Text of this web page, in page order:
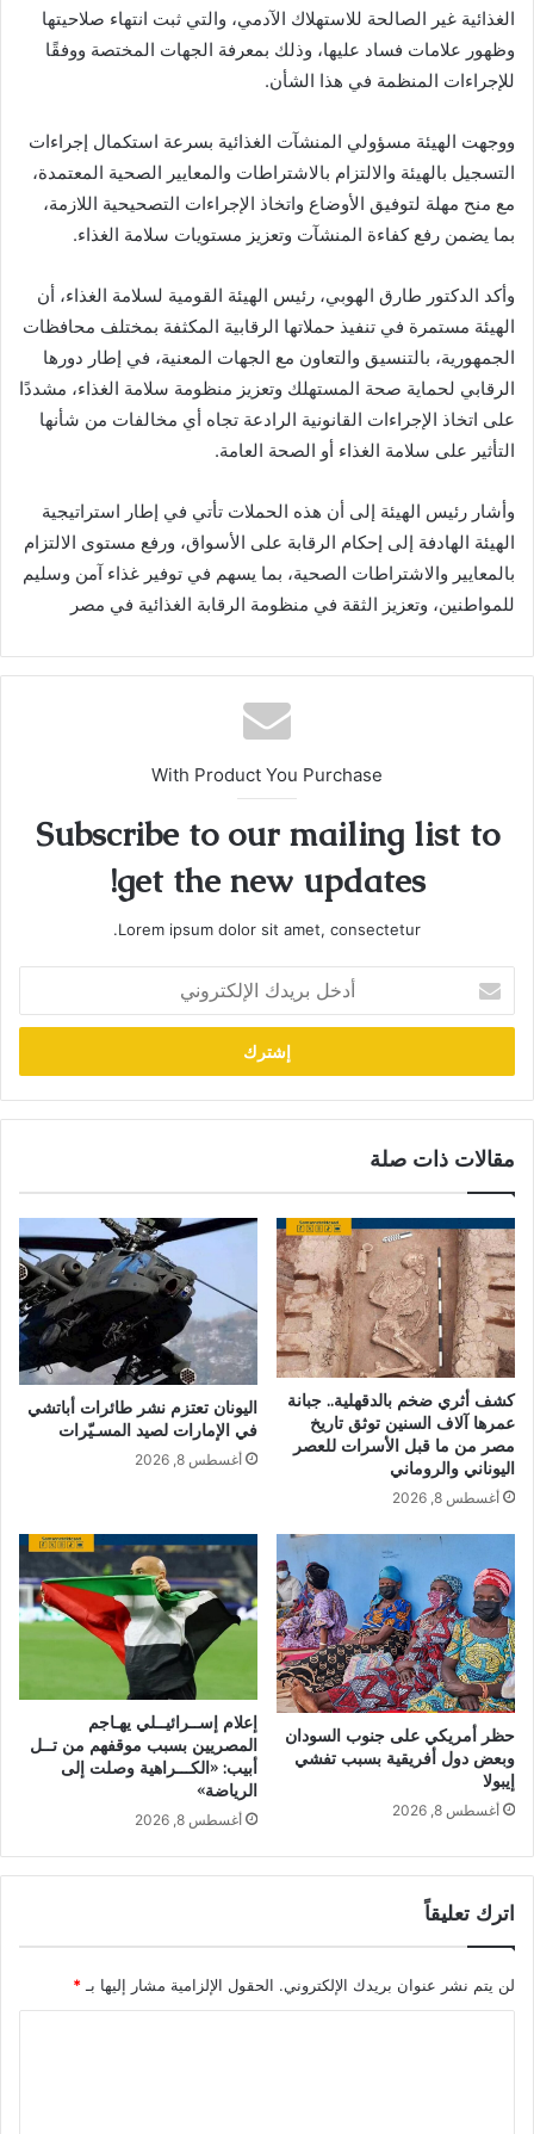
الغذائية غير الصالحة للاستهلاك الآدمي، والتي ثبت انتهاء صلاحيتها
وظهور علامات فساد عليها، وذلك بمعرفة الجهات المختصة ووفقًا
للإجراءات المنظمة في هذا الشأن.
ووجهت الهيئة مسؤولي المنشآت الغذائية بسرعة استكمال إجراءات
التسجيل بالهيئة والالتزام بالاشتراطات والمعايير الصحية المعتمدة،
مع منح مهلة لتوفيق الأوضاع واتخاذ الإجراءات التصحيحية اللازمة،
بما يضمن رفع كفاءة المنشآت وتعزيز مستويات سلامة الغذاء.
وأكد الدكتور طارق الهوبي، رئيس الهيئة القومية لسلامة الغذاء، أن
الهيئة مستمرة في تنفيذ حملاتها الرقابية المكثفة بمختلف محافظات
الجمهورية، بالتنسيق والتعاون مع الجهات المعنية، في إطار دورها
الرقابي لحماية صحة المستهلك وتعزيز منظومة سلامة الغذاء، مشددًا
على اتخاذ الإجراءات القانونية الرادعة تجاه أي مخالفات من شأنها
التأثير على سلامة الغذاء أو الصحة العامة.
وأشار رئيس الهيئة إلى أن هذه الحملات تأتي في إطار استراتيجية
الهيئة الهادفة إلى إحكام الرقابة على الأسواق، ورفع مستوى الالتزام
بالمعايير والاشتراطات الصحية، بما يسهم في توفير غذاء آمن وسليم
للمواطنين، وتعزيز الثقة في منظومة الرقابة الغذائية في مصر
With Product You Purchase
Subscribe to our mailing list to
get the new updates!
Lorem ipsum dolor sit amet, consectetur.
بريدك
الإلكتروني
مقالات ذات صلة
كشف أثري ضخم بالدقهلية.. جبانة
عمرها آلاف السنين توثق تاريخ
مصر من ما قبل الأسرات للعصر
اليوناني والروماني
أغسطس 8, 2026
اليونان تعتزم نشر طائرات أباتشي
في الإمارات لصيد المسـيّرات
أغسطس 8, 2026
حظر أمريكي على جنوب السودان
وبعض دول أفريقية بسبب تفشي
إيبولا
أغسطس 8, 2026
إعلام إســرائيــلي يهـاجم
المصريين بسبب موقفهم من تــل
أبيب: «الكـــراهية وصلت إلى
الرياضة»
أغسطس 8, 2026
اترك تعليقاً
لن يتم نشر عنوان بريدك الإلكتروني. الحقول الإلزامية مشار إليها بـ *